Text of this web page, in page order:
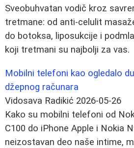
Sveobuhvatan vodič kroz
tretmane: od anti-celulit
do botoksa, liposukcije i
koji tretmani su najbolji za vas.
Mobilni telefoni kao ogledalo
džepnog računara
Vidosava Radikić 2026-05-26
Kako su mobilni telefoni od
C100 do iPhone Apple i Nokia
neizostavan deo naše intime,